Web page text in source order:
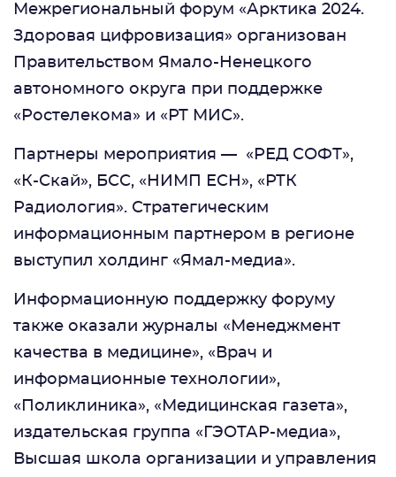
Межрегиональный форум «Арктика 2024.
Здоровая цифровизация» организован
Правительством Ямало-Ненецкого
автономного округа при поддержке
«Ростелекома» и «РТ МИС».
Партнеры мероприятия — «РЕД СОФТ»,
«К-Скай», БСС, «НИМП ЕСН», «РТК
Радиология». Стратегическим
информационным партнером в регионе
выступил холдинг «Ямал-медиа».
Информационную поддержку форуму
также оказали журналы «Менеджмент
качества в медицине», «Врач и
информационные технологии»,
«Поликлиника», «Медицинская газета»,
издательская группа «ГЭОТАР-медиа»,
Высшая школа организации и управления